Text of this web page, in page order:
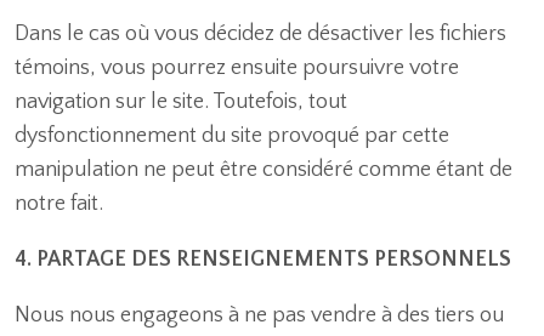
Dans le cas où vous décidez de désactiver les fichiers
témoins, vous pourrez ensuite poursuivre votre
navigation sur le site. Toutefois, tout
dysfonctionnement du site provoqué par cette
manipulation ne peut être considéré comme étant de
notre fait.
4. PARTAGE DES RENSEIGNEMENTS PERSONNELS
Nous nous engageons à ne pas vendre à des tiers ou